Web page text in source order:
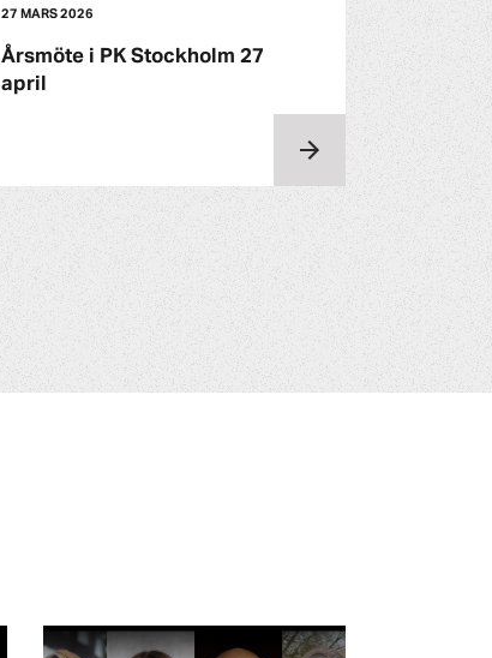
27 MARS 2026
Årsmöte i PK Stockholm 27
april